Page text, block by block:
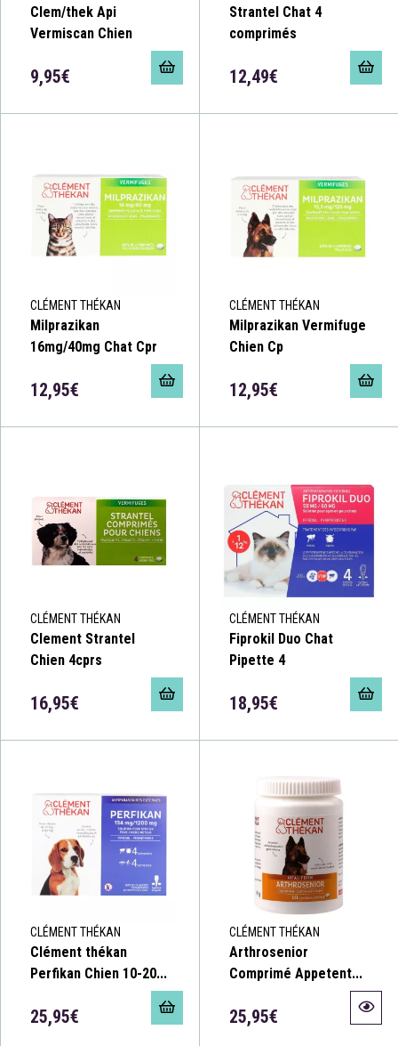
Clem/thek Api
Vermiscan Chien
9,95€
Strantel Chat 4
comprimés
12,49€
CLÉMENT THÉKAN
Milprazikan
16mg/40mg Chat Cpr
12,95€
CLÉMENT THÉKAN
Milprazikan Vermifuge
Chien Cp
12,95€
CLÉMENT THÉKAN
Clement Strantel
Chien 4cprs
16,95€
CLÉMENT THÉKAN
Fiprokil Duo Chat
Pipette 4
18,95€
CLÉMENT THÉKAN
Clément thékan
Perfikan Chien 10-20...
25,95€
CLÉMENT THÉKAN
Arthrosenior
Comprimé Appetent...
25,95€